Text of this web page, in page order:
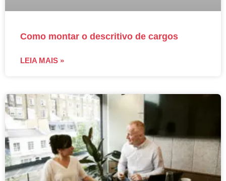
Como montar o descritivo de cargos
LEIA MAIS »